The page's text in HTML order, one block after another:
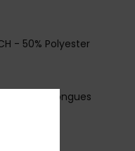
- 50% Polyester
manches longues